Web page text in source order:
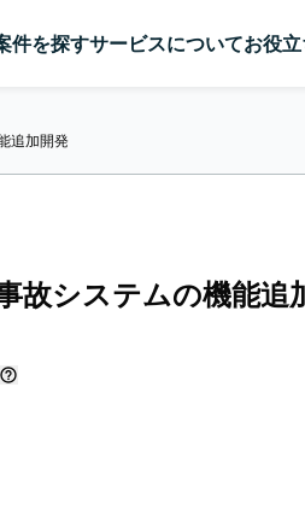
件を探すサービスについてお役
追加開発
故システムの機能追